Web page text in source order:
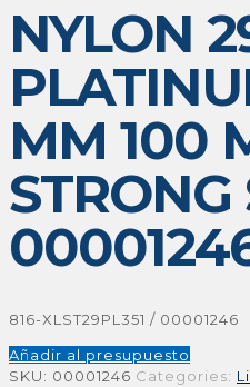
NYLON
MM 100
STRONG
816-XLST29PL351 / 00001246
Añadir al presupuesto
SKU: 00001246 Categories: